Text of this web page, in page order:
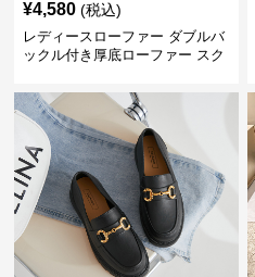
¥4,580 (税込)
レディースローファー ダブルバ
ックル付き厚底ローファー スク